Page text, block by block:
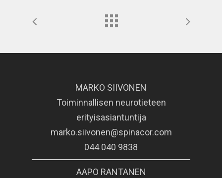
MARKO SIIVONEN
Toiminnallisen neurotieteen
erityisasiantuntija
marko.siivonen@spinacor.com
044 040 9838
AAPO RANTANEN